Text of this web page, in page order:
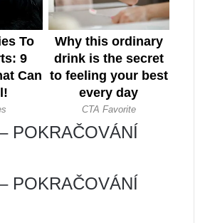
POKRAČOVÁNÍ
POKRAČOVÁNÍ